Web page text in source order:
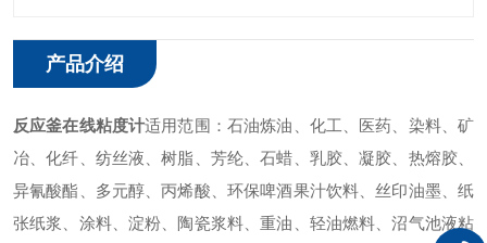
产品介绍
反应釜在线粘度计适用范围：石油炼油、化工、医药、染料、矿
冶、化纤、纺丝液、树脂、芳纶、石蜡、乳胶、凝胶、热熔胶、
异氰酸酯、多元醇、丙烯酸、环保啤酒果汁饮料、丝印油墨、纸
张纸浆、涂料、淀粉、陶瓷浆料、重油、轻油燃料、沼气池液粘